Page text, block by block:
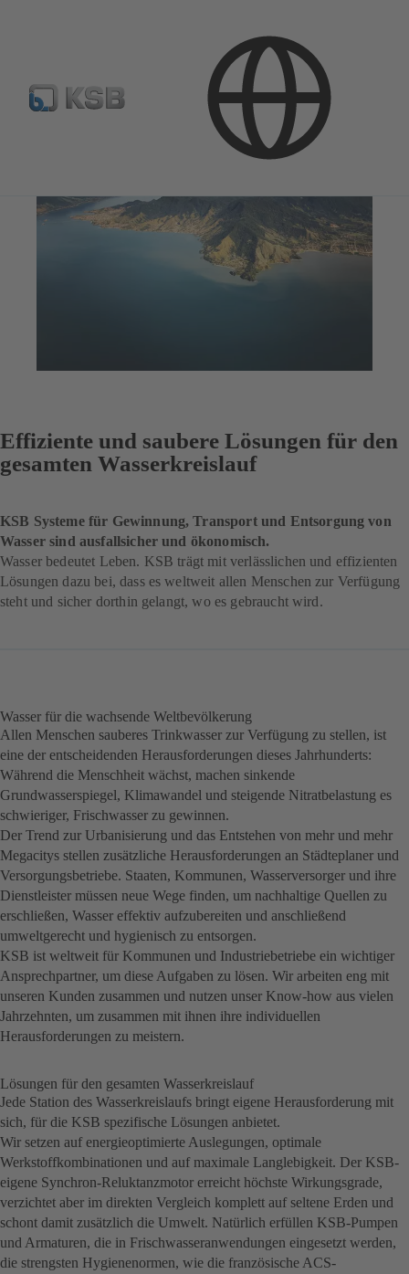
Wasser
Effiziente und saubere Lösungen für den
gesamten Wasserkreislauf
KSB Systeme für Gewinnung, Transport und Entsorgung von
Wasser sind ausfallsicher und ökonomisch.
Wasser bedeutet Leben. KSB trägt mit verlässlichen und effizienten
Lösungen dazu bei, dass es weltweit allen Menschen zur Verfügung
steht und sicher dorthin gelangt, wo es gebraucht wird.
Wasser für die wachsende Weltbevölkerung
Allen Menschen sauberes Trinkwasser zur Verfügung zu stellen, ist
eine der entscheidenden Herausforderungen dieses Jahrhunderts:
Während die Menschheit wächst, machen sinkende
Grundwasserspiegel, Klimawandel und steigende Nitratbelastung es
schwieriger, Frischwasser zu gewinnen.
Der Trend zur Urbanisierung und das Entstehen von mehr und mehr
Megacitys stellen zusätzliche Herausforderungen an Städteplaner und
Versorgungsbetriebe. Staaten, Kommunen, Wasserversorger und ihre
Dienstleister müssen neue Wege finden, um nachhaltige Quellen zu
erschließen, Wasser effektiv aufzubereiten und anschließend
umweltgerecht und hygienisch zu entsorgen.
KSB ist weltweit für Kommunen und Industriebetriebe ein wichtiger
Ansprechpartner, um diese Aufgaben zu lösen. Wir arbeiten eng mit
unseren Kunden zusammen und nutzen unser Know-how aus vielen
Jahrzehnten, um zusammen mit ihnen ihre individuellen
Herausforderungen zu meistern.
Lösungen für den gesamten Wasserkreislauf
Jede Station des Wasserkreislaufs bringt eigene Herausforderung mit
sich, für die KSB spezifische Lösungen anbietet.
Wir setzen auf energieoptimierte Auslegungen, optimale
Werkstoffkombinationen und auf maximale Langlebigkeit. Der KSB-
eigene Synchron-Reluktanzmotor erreicht höchste Wirkungsgrade,
verzichtet aber im direkten Vergleich komplett auf seltene Erden und
schont damit zusätzlich die Umwelt. Natürlich erfüllen KSB-Pumpen
und Armaturen, die in Frischwasseranwendungen eingesetzt werden,
die strengsten Hygienenormen, wie die französische ACS-